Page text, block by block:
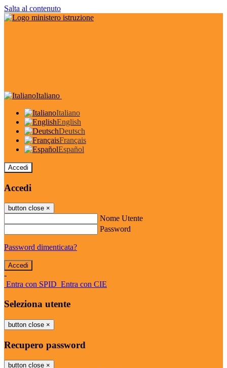
Salta al contenuto
Italiano
Italiano
English
Deutsch
Français
Español
Accedi
Accedi
button close ×
Nome Utente
Password
Password dimenticata?
-
Entra con SPID Entra con CIE
Seleziona utente
button close ×
Recupero password
button close ×